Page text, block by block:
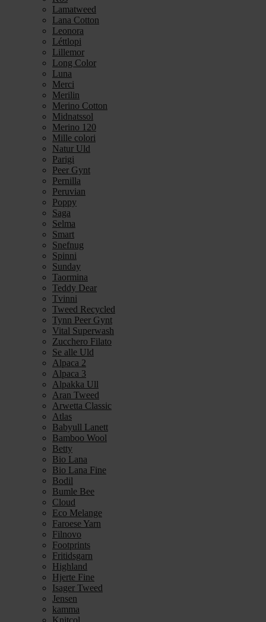
Lamatweed
Lana Cotton
Leonora
Léttlopi
Lillemor
Long Color
Luna
Merci
Merilin
Merino Cotton
Midnatssol
Merino 120
Mille colori
Natur Uld
Parigi
Peer Gynt
Pernilla
Peruvian
Poppy
Saga
Selma
Smart
Snefnug
Spinni
Sunday
Taormina
Teddy Dear
Tvinni
Tweed Recycled
Tynn Peer Gynt
Vital Superwash
Zucchero Filato
Se alle Uld
Alpaca 2
Alpaca 3
Alpakka Ull
Aran Tweed
Arwetta Classic
Atlas
Babyull Lanett
Bamboo Wool
Betty
Bio Lana
Bio Lana Fine
Bodil
Bumle Bee
Cloud
Eco Melange
Faroese Yarn
Filnovo
Footprints
Fritidsgarn
Highland
Hjerte Fine
Isager Tweed
Jensen
kamma
Knitcol